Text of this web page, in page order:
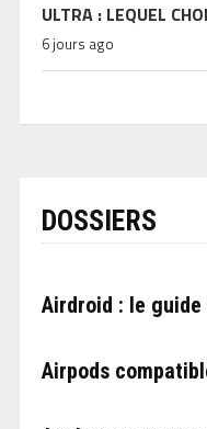
ULTRA : LEQUEL
6 jours ago
DOSSIERS
Airdroid : le
Airpods